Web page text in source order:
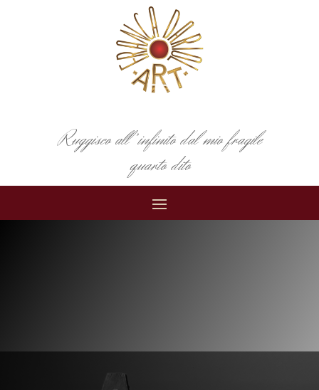
Ruggisco all’infinito dal mio fragile
quarto dito